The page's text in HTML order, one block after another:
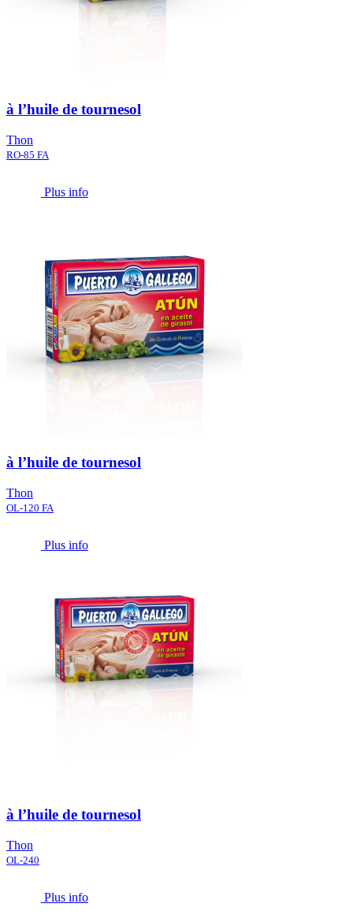
à l’huile de tournesol
Thon
RO-85 FA
Plus info
à l’huile de tournesol
Thon
OL-120 FA
Plus info
à l’huile de tournesol
Thon
OL-240
Plus info